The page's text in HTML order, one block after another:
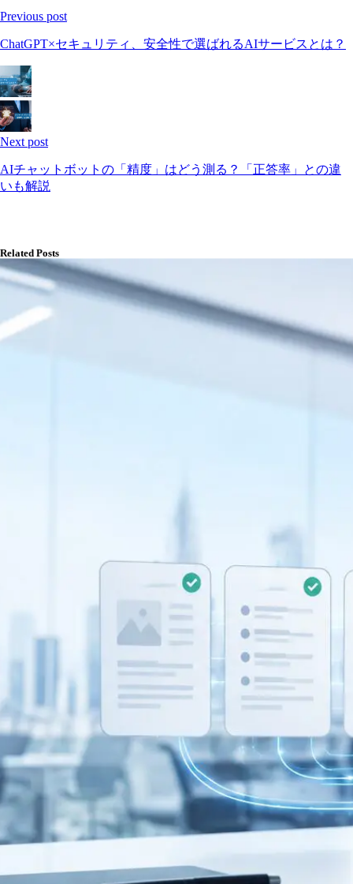
Previous post
ChatGPT×セキュリティ、安全性で選ばれるAIサービスとは？
Next post
AIチャットボットの「精度」はどう測る？「正答率」との違
いも解説
Related Posts